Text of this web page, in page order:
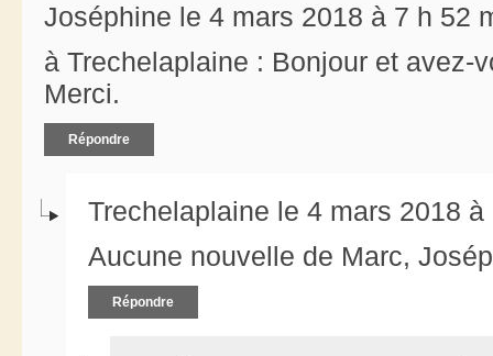
Joséphine le 4 mars 2018 à 7 h 52
à Trechelaplaine : Bonjour et avez-
Merci.
Répondre
Trechelaplaine le 4 mars 2018
Aucune nouvelle de Marc,
Répondre